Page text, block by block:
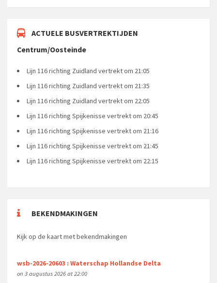
ACTUELE BUSVERTREKTIJDEN
Centrum/Oosteinde
Lijn 116 richting Zuidland vertrekt om 21:05
Lijn 116 richting Zuidland vertrekt om 21:35
Lijn 116 richting Zuidland vertrekt om 22:05
Lijn 116 richting Spijkenisse vertrekt om 20:45
Lijn 116 richting Spijkenisse vertrekt om 21:16
Lijn 116 richting Spijkenisse vertrekt om 21:45
Lijn 116 richting Spijkenisse vertrekt om 22:15
BEKENDMAKINGEN
Kijk op de kaart met bekendmakingen
wsb-2026-20603 : Waterschap Hollandse Delta
on 3 augustus 2026 at 22:00